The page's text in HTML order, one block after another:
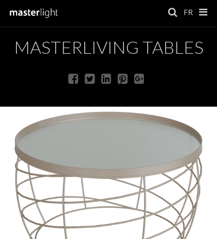
FR
MASTERLIVING TABLES